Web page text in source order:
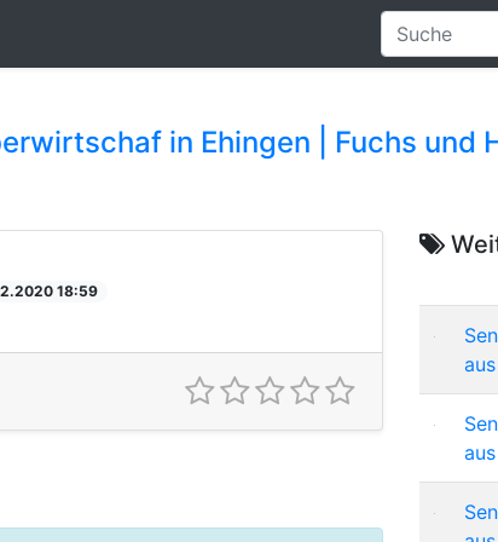
in Ehingen | Fuchs und
18:59